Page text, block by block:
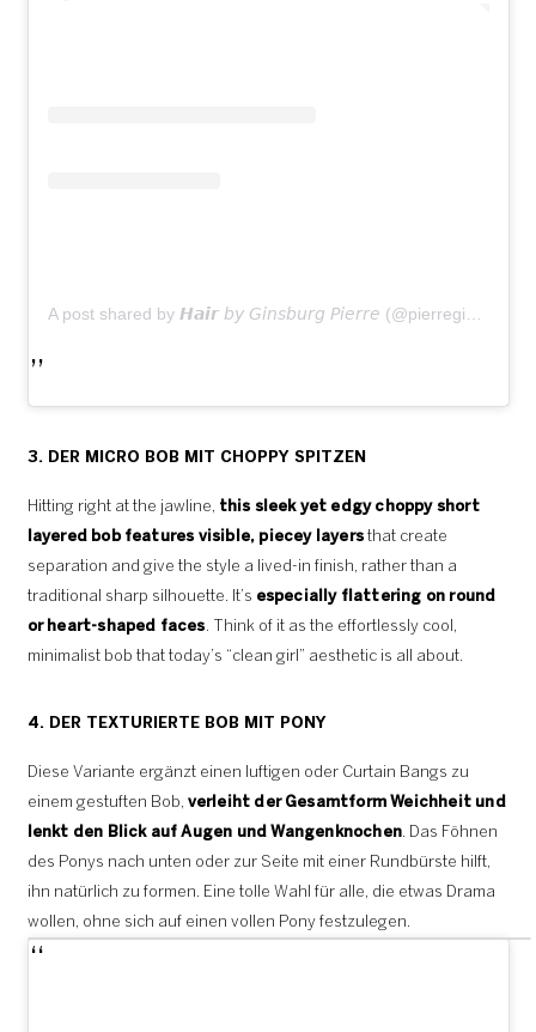
A post shared by 𝙃𝙖𝙞𝙧 𝘣𝘺 𝘎𝘪𝘯𝘴𝘣𝘶𝘳𝘨 𝘗𝘪𝘦𝘳𝘳𝘦 (@pierreginsburg)
3. DER MICRO BOB MIT CHOPPY SPITZEN
Hitting right at the jawline, this sleek yet edgy choppy short
layered bob features visible, piecey layers that create
separation and give the style a lived-in finish, rather than a
traditional sharp silhouette. It’s especially flattering on round
or heart-shaped faces. Think of it as the effortlessly cool,
minimalist bob that today’s “clean girl” aesthetic is all about.
4. DER TEXTURIERTE BOB MIT PONY
Diese Variante ergänzt einen luftigen oder Curtain Bangs zu
einem gestuften Bob, verleiht der Gesamtform Weichheit und
lenkt den Blick auf Augen und Wangenknochen. Das Föhnen
des Ponys nach unten oder zur Seite mit einer Rundbürste hilft,
ihn natürlich zu formen. Eine tolle Wahl für alle, die etwas Drama
wollen, ohne sich auf einen vollen Pony festzulegen.